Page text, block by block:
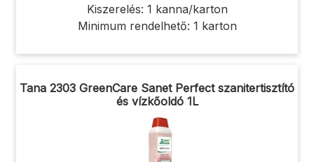
Kiszerelés: 1 kanna/karton
Minimum rendelhető: 1 karton
Tana 2303 GreenCare Sanet Perfect szanitertisztító
és vízkőoldó 1L